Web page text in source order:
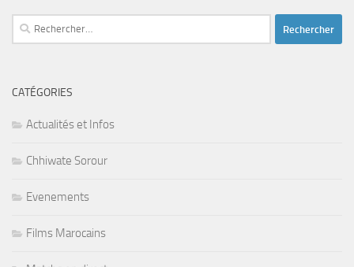
Rechercher :
CATÉGORIES
Actualités et Infos
Chhiwate Sorour
Evenements
Films Marocains